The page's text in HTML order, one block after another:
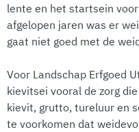
lente en het startsein
afgelopen jaren was er
gaat niet goed met de
Voor Landschap Erfgoed
kievitsei vooral de zorg
kievit, grutto, tureluur en
te voorkomen dat